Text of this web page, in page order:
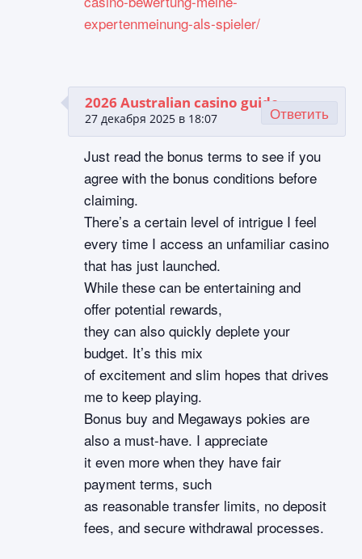
expertenmeinung-als-spieler/
2026 Australian casino guide
27 декабря 2025 в 18:07
Just read the bonus terms to see if you
agree with the bonus conditions before
claiming.
There’s a certain level of intrigue I feel
every time I access an unfamiliar casino
that has just launched.
While these can be entertaining and
offer potential rewards,
they can also quickly deplete your
budget. It’s this mix
of excitement and slim hopes that drives
me to keep playing.
Bonus buy and Megaways pokies are
also a must-have. I appreciate
it even more when they have fair
payment terms, such
as reasonable transfer limits, no deposit
fees, and secure withdrawal processes.
Ответить